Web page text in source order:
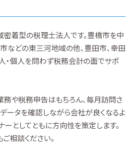
着型の税理士法人です。豊橋市を中
などの東三河地域の他、豊田市、幸田
・個人を問わず税務会計の面でサポ
や税務申告はもちろん、毎月訪問さ
ータを確認しながら会社が良くなるよ
ーとしてともに方向性を策定します。
相談ください。